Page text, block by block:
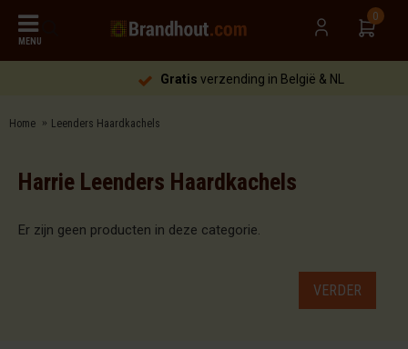
MENU
0
Gratisverzending in België & NL
Home Leenders Haardkachels
Harrie Leenders Haardkachels
Er zijn geen producten in deze categorie.
VERDER